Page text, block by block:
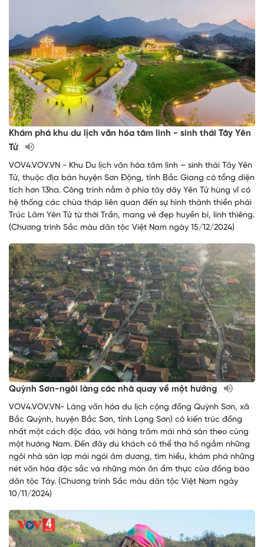
Khám phá khu du lịch văn hóa tâm linh - sinh thái Tây Yên
Tử
VOV4.VOV.VN - Khu Du lịch văn hóa tâm linh – sinh thái Tây Yên
Tử, thuộc địa bàn huyện Sơn Động, tỉnh Bắc Giang có tổng diện
tích hơn 13ha. Công trình nằm ở phía tây dãy Yên Tử hùng vĩ có
hệ thống các chùa tháp liên quan đến sự hình thành thiền phái
Trúc Lâm Yên Tử từ thời Trần, mang vẻ đẹp huyền bí, linh thiêng.
(Chương trình Sắc màu dân tộc Việt Nam ngày 15/12/2024)
Quỳnh Sơn-ngôi làng các nhà quay về một hướng
VOV4.VOV.VN- Làng văn hóa du lịch cộng đồng Quỳnh Sơn, xã
Bắc Quỳnh, huyện Bắc Sơn, tỉnh Lạng Sơn) có kiến trúc đồng
nhất một cách độc đáo, với hàng trăm mái nhà sàn theo cùng
một hướng Nam. Đến đây du khách có thể tha hồ ngắm những
ngôi nhà sàn lợp mái ngói âm dương, tìm hiểu, khám phá những
nét văn hóa đặc sắc và những món ăn ẩm thực của đồng bào
dân tộc Tày. (Chương trình Sắc màu dân tộc Việt Nam ngày
10/11/2024)